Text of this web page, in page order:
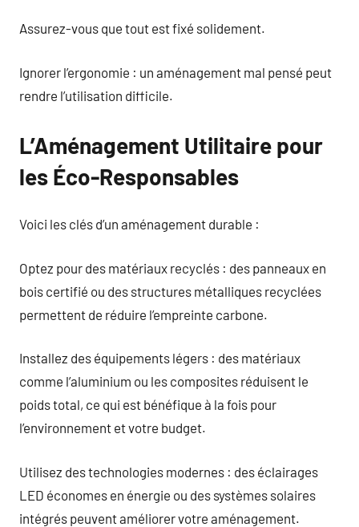
Assurez-vous que tout est fixé solidement.
Ignorer l’ergonomie : un aménagement mal pensé peut
rendre l’utilisation difficile.
L’Aménagement Utilitaire pour
les Éco-Responsables
Voici les clés d’un aménagement durable :
Optez pour des matériaux recyclés : des panneaux en
bois certifié ou des structures métalliques recyclées
permettent de réduire l’empreinte carbone.
Installez des équipements légers : des matériaux
comme l’aluminium ou les composites réduisent le
poids total, ce qui est bénéfique à la fois pour
l’environnement et votre budget.
Utilisez des technologies modernes : des éclairages
LED économes en énergie ou des systèmes solaires
intégrés peuvent améliorer votre aménagement.